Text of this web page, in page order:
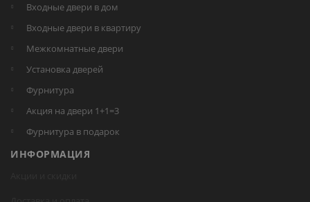
Входные двери в дом
Входные двери в квартиру
Межкомнатные двери
Установка дверей
Фурнитура
Акция на двери 1+1=3
Фурнитура в подарок
ИНФОРМАЦИЯ